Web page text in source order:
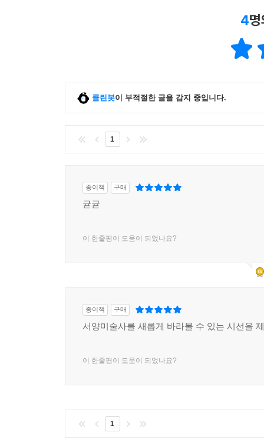
전환과 회복
폴록의 유산
10. 플럭서스
정신병자들이 탈출했다
카멜레온
자본주의 리얼리즘
리히터의 블러
12. 신표현주의
팝아트 등 후기 모던에서 포스트모던 시대의 예
현대예술의 지형도를 한눈에 파악하도록 해준다.
4
클린봇이 부적절한 글을 감지 중입니다.
1
종이책 구매
귣귣
이 한줄평이 도움이 되었나요?
종이책 구매
서양미술사를 새롭게 바라볼 수 있는 시선을
이 한줄평이 도움이 되었나요?
1